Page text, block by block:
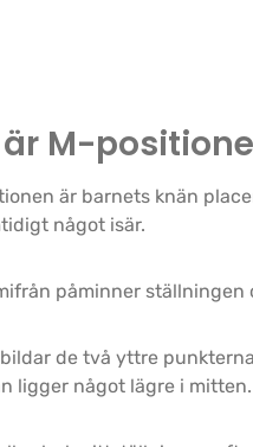
M-
är barnets knän
något isär.
påminner ställningen
bildar de två yttre
ligger något lägre i mitten.